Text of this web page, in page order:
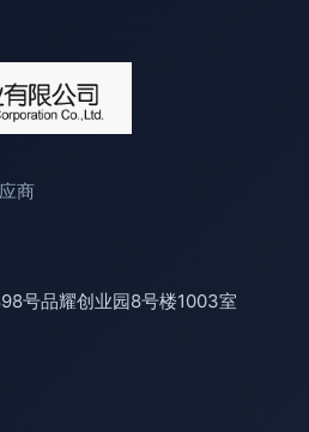
商
号品耀创业园8号楼1003室